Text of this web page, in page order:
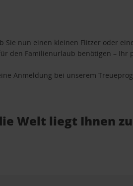
nun einen kleinen Flitzer oder
den Familienurlaub benötigen – Ihr
Anmeldung bei unserem
Welt liegt Ihnen